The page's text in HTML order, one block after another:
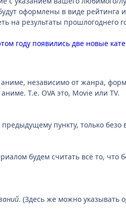
будут оформлены в виде
на результаты прошлогоднего
году появились две новые
независимо от жанра,
Т.е. OVA это, Movie или TV.
пункту, только безо
будем считать всё то, что
. (Здесь же можно указывать